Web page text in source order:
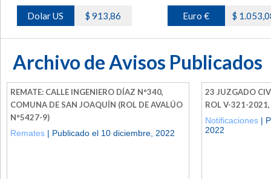
Dolar US $ 913,86 Euro € $
Archivo de Avisos Publicados
REMATE: CALLE INGENIERO DÍAZ N°340,
COMUNA DE SAN JOAQUÍN (ROL DE AVALÚO
N°5427-9)
Remates | Publicado el 10 diciembre, 2022
23 JUZGADO
ROL V-321-
Notificaciones |
2022